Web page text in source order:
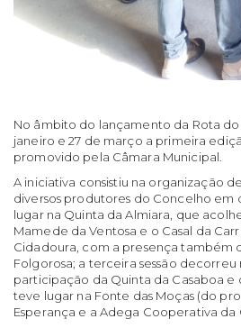
No âmbito do lançamento da Rota do
janeiro e 27 de março a primeira
promovido pela Câmara Municipal.
A iniciativa consistiu na organização
diversos produtores do Concelho em
lugar na Quinta da Almiara, que
Mamede da Ventosa e o Casal da
Cidadoura, com a presença também
Folgorosa; a terceira sessão
participação da Quinta da Casaboa e
teve lugar na Fonte das Moças (do
Esperança e a Adega Cooperativa da